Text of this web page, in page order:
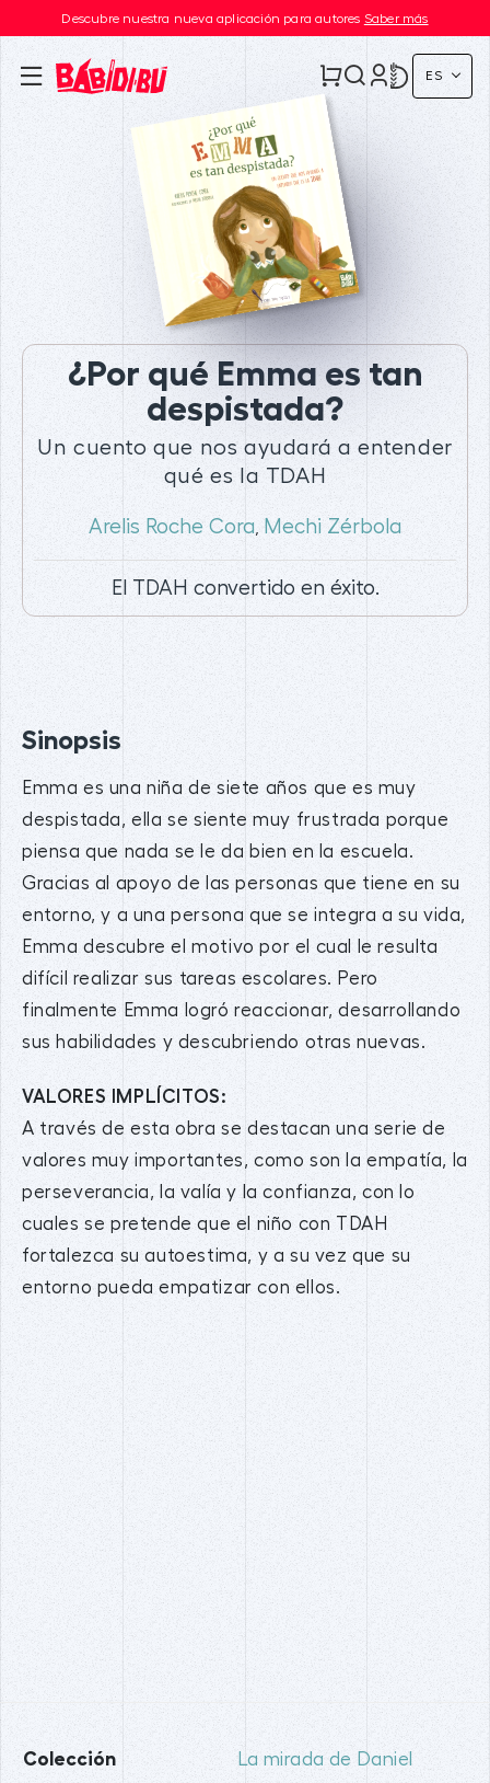
Descubre nuestra nueva aplicación para autores Saber más
ES
¿Por qué Emma es tan
despistada?
Un cuento que nos ayudará a entender
qué es la TDAH
Arelis Roche Cora Mechi Zérbola
El TDAH convertido en éxito.
Sinopsis
Emma es una niña de siete años que es muy
despistada, ella se siente muy frustrada porque
piensa que nada se le da bien en la escuela.
Gracias al apoyo de las personas que tiene en su
entorno, y a una persona que se integra a su vida,
Emma descubre el motivo por el cual le resulta
difícil realizar sus tareas escolares. Pero
finalmente Emma logró reaccionar, desarrollando
sus habilidades y descubriendo otras nuevas.
VALORES IMPLÍCITOS:
A través de esta obra se destacan una serie de
valores muy importantes, como son la empatía, la
perseverancia, la valía y la confianza, con lo
cuales se pretende que el niño con TDAH
fortalezca su autoestima, y a su vez que su
entorno pueda empatizar con ellos.
Colección La mirada de Daniel